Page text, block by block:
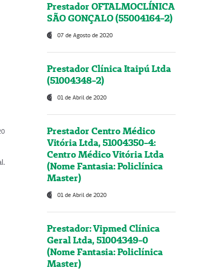
Prestador OFTALMOCLÍNICA
SÃO GONÇALO (55004164-2)
07 de Agosto de 2020
Prestador Clínica Itaipú Ltda
(51004348-2)
01 de Abril de 2020
Prestador Centro Médico
Vitória Ltda, 51004350-4:
Centro Médico Vitória Ltda
(Nome Fantasia: Policlínica
Master)
01 de Abril de 2020
Prestador: Vipmed Clínica
Geral Ltda, 51004349-0
(Nome Fantasia: Policlínica
Master)